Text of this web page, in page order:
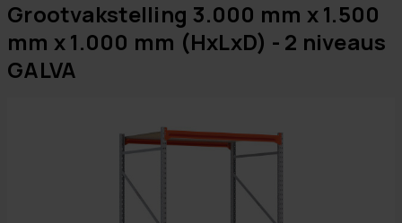
Grootvakstelling 3.000 mm x 1.500
mm x 1.000 mm (HxLxD) - 2 niveaus
GALVA